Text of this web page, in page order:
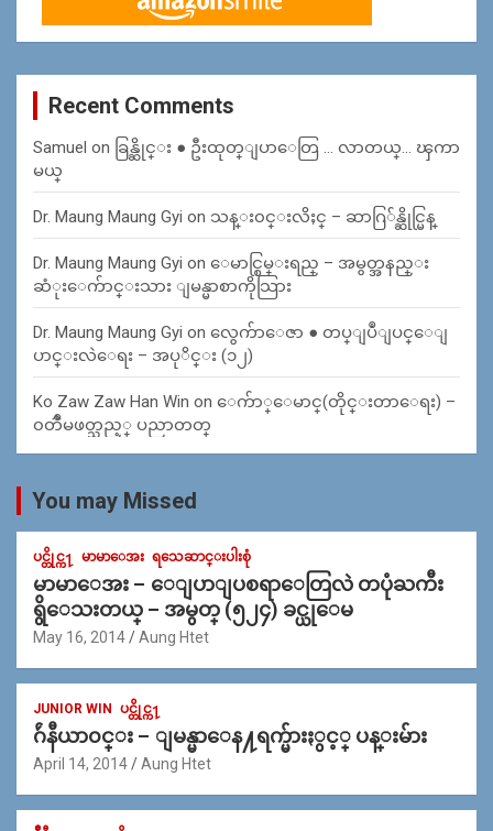
Recent Comments
Samuel on ခြန္ဆိုင္း ● ဦးထုတ္ျပာေတြ … လာတယ္… ၾကာ
မယ္
Dr. Maung Maung Gyi on သန္း၀င္းလိႈင္ – ဆာဂြ်န္ဆိုင္မြန္
Dr. Maung Maung Gyi on ေမာင္စြမ္းရည္ – အမွတ္အနည္း
ဆံုးေက်ာင္းသား ျမန္မာစာကိုသြား
Dr. Maung Maung Gyi on လွေက်ာေဇာ ● တပ္ျပဳျပင္ေျ
ပာင္းလဲေရး – အပုိင္း (၁၂)
Ko Zaw Zaw Han Win on ေက်ာ္ေမာင္(တိုင္းတာေရး) –
၀တၳဳမဖတ္သည့္ ပညာတတ္
You may Missed
ပင္တိုင္က႑ မာမာေအး ရသေဆာင္းပါးစုံ
မာမာေအး – ေျပာျပစရာေတြလဲ တပုံႀကီး
ရွိေသးတယ္ – အမွတ္ (၅၂၄) ခင္ယုေမ
May 16, 2014 Aung Htet
JUNIOR WIN ပင္တိုင္က႑
ဂ်ဴနီယာ၀င္း – ျမန္မာေန႔ရက္မ်ားႏွင့္ ပန္းမ်ား
April 14, 2014 Aung Htet